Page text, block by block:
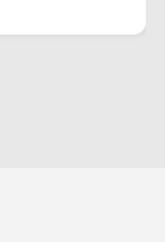
uma
(19)